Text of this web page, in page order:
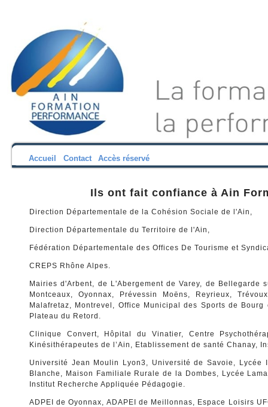
Accueil Contact Accès réservé
Ils ont fait confiance à Ain
Direction Départementale de la Cohésion Sociale de l'Ain,
Direction Départementale du Territoire de l'Ain,
Fédération Départementale des Offices De Tourisme et
CREPS Rhône Alpes.
Mairies d'Arbent, de L'Abergement de Varey, de
Montceaux, Oyonnax, Prévessin Moëns, Reyrieux,
Malafretaz, Montrevel, Office Municipal des Sports de
Plateau du Retord.
Clinique Convert, Hôpital du Vinatier, Centre
Kinésithérapeutes de l’Ain, Etablissement de santé Chanay,
Université Jean Moulin Lyon3, Université de Savoie, Lycée
Blanche, Maison Familiale Rurale de la Dombes, Lycée
Institut Recherche Appliquée Pédagogie.
ADPEI de Oyonnax, ADAPEI de Meillonnas, Espace Loisirs